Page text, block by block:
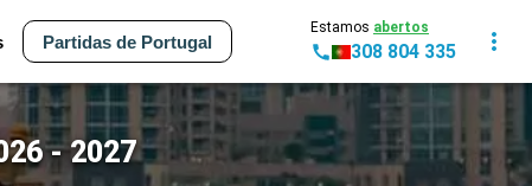
Partidas de Portugal
Estamos abertos
308 804 335
- 2027